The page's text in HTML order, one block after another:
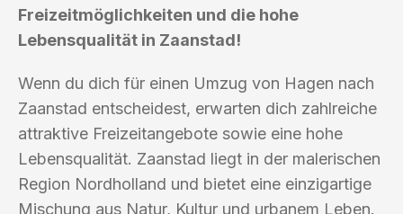
Freizeitmöglichkeiten und die hohe
Lebensqualität in Zaanstad!
Wenn du dich für einen Umzug von Hagen nach
Zaanstad entscheidest, erwarten dich zahlreiche
attraktive Freizeitangebote sowie eine hohe
Lebensqualität. Zaanstad liegt in der malerischen
Region Nordholland und bietet eine einzigartige
Mischung aus Natur, Kultur und urbanem Leben.